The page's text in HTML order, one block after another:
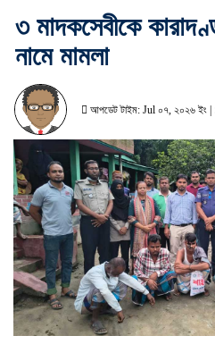
৩ মাদকসেবীকে
নামে মামলা
আপডেট টাইম: Jul ০৭, ২০২৬ ইং |